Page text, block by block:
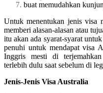
buat memudahkan
Untuk menentukan jenis visa
memberi alasan-alasan atau
itu akan ada syarat-syarat
penuhi untuk mendapat visa
Inggris mesti di
terlebih dulu saat sebelum di
Jenis-Jenis Visa Australia